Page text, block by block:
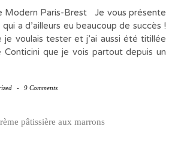
Modern Paris-Brest Je vous présente
a d’ailleurs eu beaucoup de succès !
je voulais tester et j’ai aussi été titillée
Conticini que je vois partout depuis un
- 9 Comments